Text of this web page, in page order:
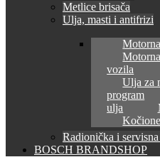
Metlice brisača
Ulja, masti i antifrizi
vozila
Ulja za
program
ulja
Radionička i servisna
BOSCH BRANDSHOP